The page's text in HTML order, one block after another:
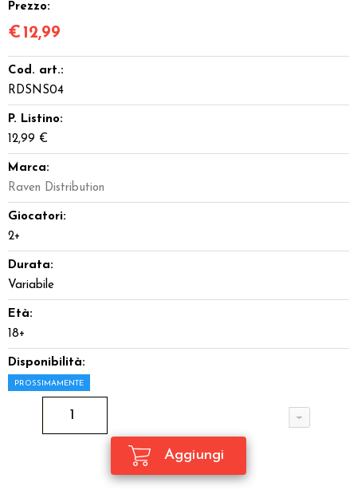
Prezzo:
€ 12,99
Cod. art.:
RDSNS04
P. Listino:
12,99 €
Marca:
Raven Distribution
Giocatori:
2+
Durata:
Variabile
Età:
18+
Disponibilità:
PROSSIMAMENTE